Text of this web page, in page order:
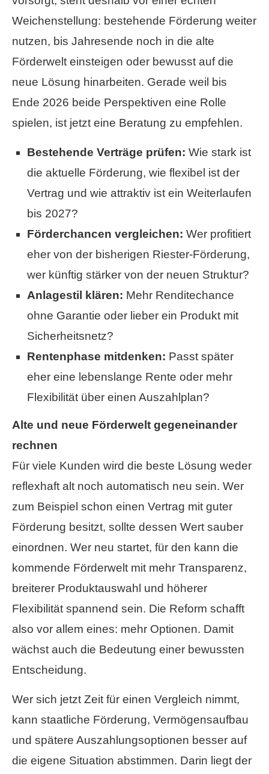
Weichenstellung: bestehende Förderung weiter
nutzen, bis Jahresende noch in die alte
Förderwelt einsteigen oder bewusst auf die
neue Lösung hinarbeiten. Gerade weil bis
Ende 2026 beide Perspektiven eine Rolle
spielen, ist jetzt eine Beratung zu empfehlen.
Bestehende Verträge prüfen: Wie stark ist
die aktuelle Förderung, wie flexibel ist der
Vertrag und wie attraktiv ist ein Weiterlaufen
bis 2027?
Förderchancen ver­gleichen: Wer profitiert
eher von der bisherigen Riester-Förderung,
wer künftig stärker von der neuen Struktur?
Anlagestil klären: Mehr Renditechance
ohne Garantie oder lieber ein Produkt mit
Sicherheitsnetz?
Rentenphase mitdenken: Passt später
eher eine lebenslange Rente oder mehr
Flexibilität über einen Auszahlplan?
Alte und neue Förderwelt gegeneinander
rechnen
Für viele Kunden wird die beste Lösung weder
reflexhaft alt noch automatisch neu sein. Wer
zum Beispiel schon einen Vertrag mit guter
Förderung besitzt, sollte dessen Wert sauber
einordnen. Wer neu startet, für den kann die
kommende Förderwelt mit mehr Transparenz,
breiterer Produktauswahl und höherer
Flexibilität spannend sein. Die Reform schafft
also vor allem eines: mehr Optionen. Damit
wächst auch die Bedeutung einer bewussten
Entscheidung.
Wer sich jetzt Zeit für einen Vergleich nimmt,
kann staatliche Förderung, Vermögensaufbau
und spätere Auszahlungsoptionen besser auf
die eigene Situation abstimmen. Darin liegt der